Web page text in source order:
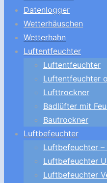
Datenlogger
Wetterhäuschen
Wetterhahn
Luftentfeuchter
Luftentfeuchter
Luftentfeuchter
Lufttrockner
Badlüfter mit
Bautrockner
Luftbefeuchter
Luftbefeuchter –
Luftbefeuchter
Luftbefeuchter